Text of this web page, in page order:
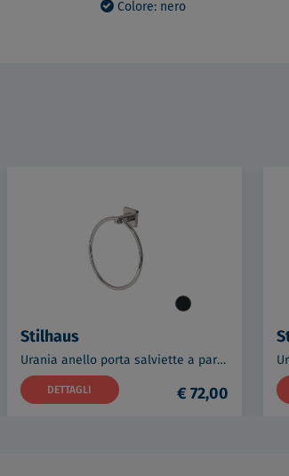
Colore: nero
Stilhaus
Urania anello porta salviette a parete nero codice prod: 000U0723
DETTAGLI € 72,00